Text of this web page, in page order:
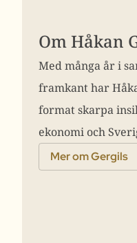
Om Håkan
Med många år i
framkant har
format skarpa
ekonomi och
Mer om Gergils